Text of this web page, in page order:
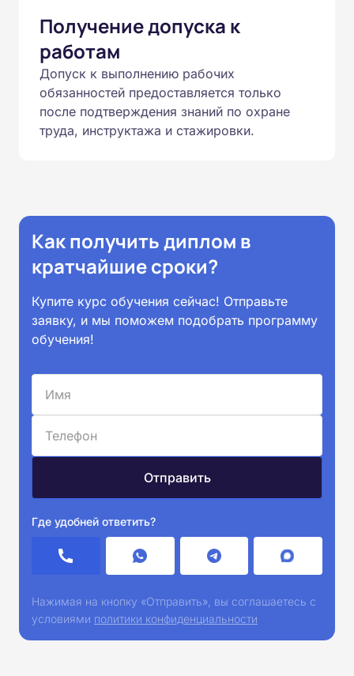
Получение допуска к
работам
Допуск к выполнению рабочих
обязанностей предоставляется только
после подтверждения знаний по охране
труда, инструктажа и стажировки.
Как получить диплом в
кратчайшие сроки?
Купите курс обучения сейчас! Отправьте
заявку, и мы поможем подобрать программу
обучения!
Где удобней ответить?
Нажимая на кнопку «Отправить», вы соглашаетесь с
условиями политики конфиденциальности